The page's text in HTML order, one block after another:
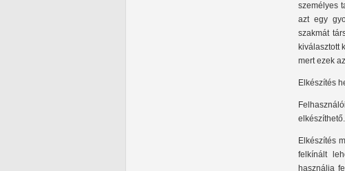
személyes
azt egy
szakmát
kiválasztott
mert ezek
Elkészítés
elkészíthető.
Elkészítés
felkínált
használja